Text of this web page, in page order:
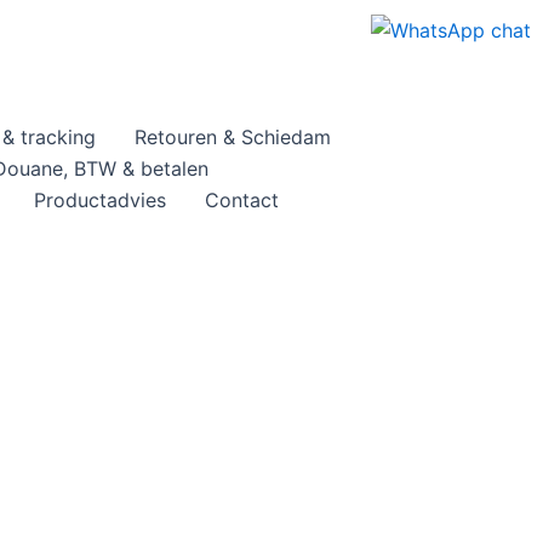
tracking
Retouren & Schiedam
BTW & betalen
Productadvies
Contact